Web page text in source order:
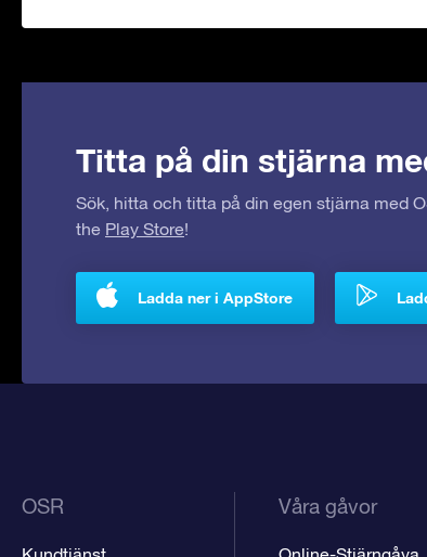
Titta på din stjärna
Sök, hitta och titta på din egen stjärna med
the Play Store!
Ladda ner i AppStore
OSR Våra gåvor